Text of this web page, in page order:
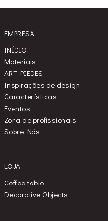
EMPRESA
INÍCIO
Materiais
ART PIECES
Inspirações de design
Características
Eventos
Zona de profissionais
Sobre Nós
LOJA
Coffee table
Decorative Objects